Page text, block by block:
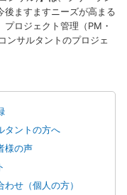
後ますますニーズが高まる
ロジェクト管理（PM・
ンサルタントのプロジェ
タントの方へ
様の声
わせ（個人の方）